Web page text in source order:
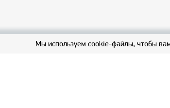
Мы используем cookie-файлы, чтобы